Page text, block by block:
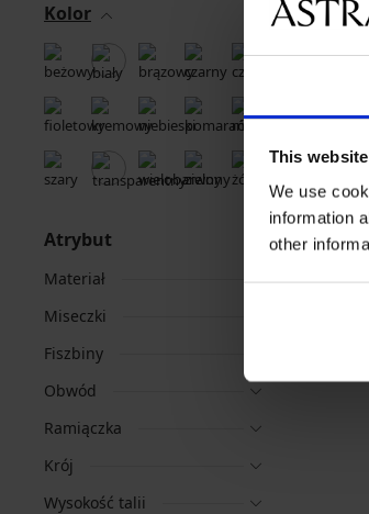
This
We use
information
other
Kolor
Atrybut
Materiał
Miseczki
Fiszbiny
Obwód
Ramiączka
Krój
Wysokość talii